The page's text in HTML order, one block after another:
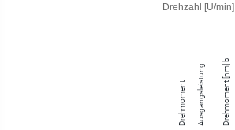
Drehzahl [U/min]
Drehmoment Ausgangsleistung Drehmoment [nm] bei 339.70 U/min